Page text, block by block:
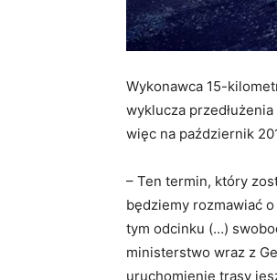
Wykonawca 15-
wyklucza
więc na październik
– Ten termin, który
będziemy rozmawiać
tym odcinku (…)
ministerstwo wraz z
uruchomienie trasy